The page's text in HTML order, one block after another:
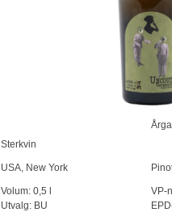
Sterkvin
USA, New York
Volum: 0,5 l
Utvalg: BU
VP-